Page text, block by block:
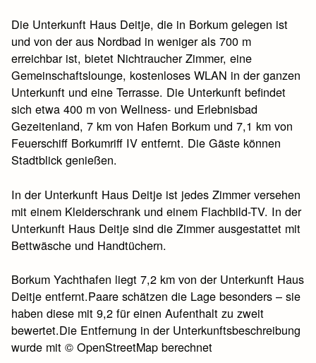
Die Unterkunft Haus Deitje, die in Borkum gelegen ist
und von der aus Nordbad in weniger als 700 m
erreichbar ist, bietet Nichtraucher Zimmer, eine
Gemeinschaftslounge, kostenloses WLAN in der ganzen
Unterkunft und eine Terrasse. Die Unterkunft befindet
sich etwa 400 m von Wellness- und Erlebnisbad
Gezeitenland, 7 km von Hafen Borkum und 7,1 km von
Feuerschiff Borkumriff IV entfernt. Die Gäste können
Stadtblick genießen.
In der Unterkunft Haus Deitje ist jedes Zimmer versehen
mit einem Kleiderschrank und einem Flachbild-TV. In der
Unterkunft Haus Deitje sind die Zimmer ausgestattet mit
Bettwäsche und Handtüchern.
Borkum Yachthafen liegt 7,2 km von der Unterkunft Haus
Deitje entfernt.Paare schätzen die Lage besonders – sie
haben diese mit 9,2 für einen Aufenthalt zu zweit
bewertet.Die Entfernung in der Unterkunftsbeschreibung
wurde mit © OpenStreetMap berechnet